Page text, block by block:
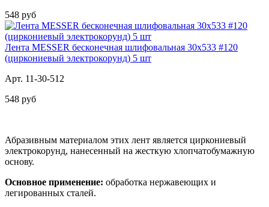
548 руб
Лента MESSER бесконечная шлифовальная 30х533 #120
(циркониевый электрокорунд) 5 шт
Арт. 11-30-512
548 руб
Абразивным материалом этих лент является циркониевый
электрокорунд, нанесенный на жесткую хлопчатобумажную
основу.
Основное применение: обработка нержавеющих и
легированных сталей.